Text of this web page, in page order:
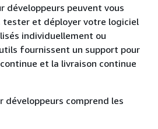
développeurs peuvent vous
tester et déployer votre logiciel
individuellement ou
fournissent un support pour
et la livraison continue
développeurs comprend les